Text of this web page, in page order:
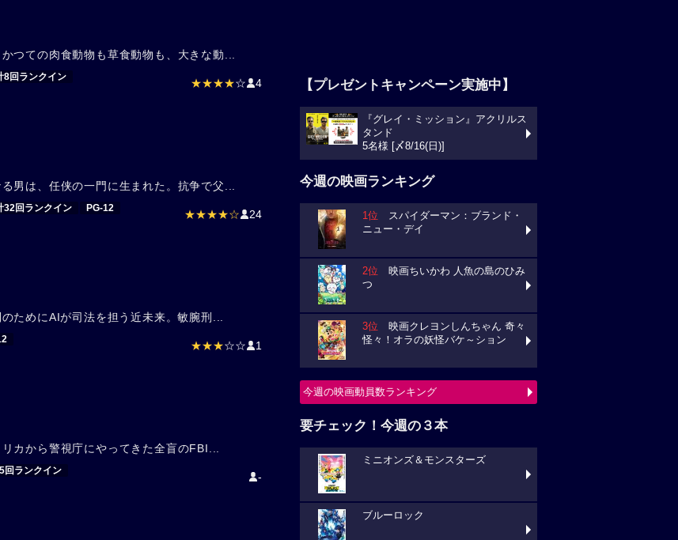
つての肉食動物も草食動物も、大きな動...
8回ランクイン ★★★★☆ 4
男は、任侠の一門に生まれた。抗争で父...
32回ランクイン PG-12 ★★★★☆ 24
ためにAIが司法を担う近未来。敏腕刑...
★★★☆☆ 1
カから警視庁にやってきた全盲のFBI...
回ランクイン -
【プレゼントキャンペーン実施中】
『グレイ・ミッション』アクリルス
タンド
5名様 [〆8/16(日)]
今週の映画ランキング
1位 スパイダーマン：ブランド・
ニュー・デイ
2位 映画ちいかわ 人魚の島のひみ
つ
3位 映画クレヨンしんちゃん 奇々
怪々！オラの妖怪バケ～ション
今週の映画動員数ランキング
要チェック！今週の３本
ミニオンズ＆モンスターズ
ブルーロック